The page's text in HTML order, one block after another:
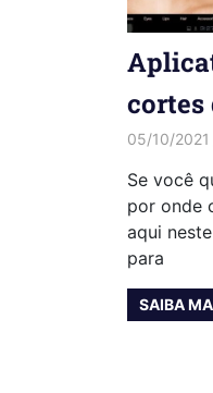
cortes
05/10/2021
Se você
por onde
aqui
para
SAIBA